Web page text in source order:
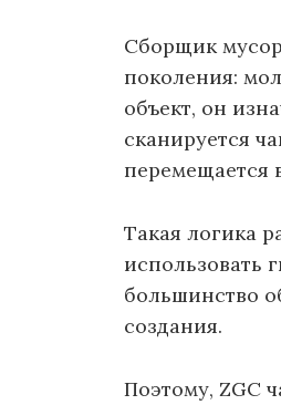
Сборщик
поколения:
объект, он
сканируется
перемещается
Такая логика
использовать
большинство
создания.
Поэтому, ZGC